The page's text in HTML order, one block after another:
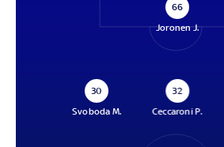
66
Joronen J.
30
Svoboda M.
32
Ceccaroni P.